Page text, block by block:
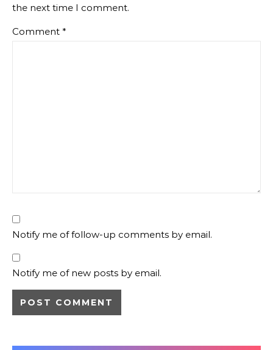
the next time I comment.
Comment *
Notify me of follow-up comments by email.
Notify me of new posts by email.